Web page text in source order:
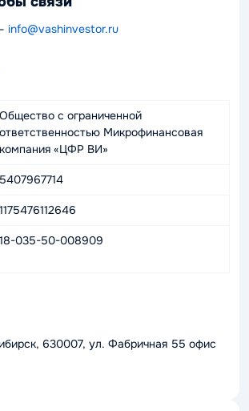
info@vashinvestor.ru
Общество с ограниченной
ответственностью Микрофинансовая
компания «ЦФР ВИ»
5407967714
1175476112646
18-035-50-008909
630007, ул. Фабричная 55 офис